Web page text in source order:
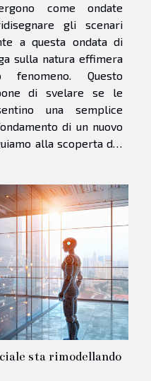
come ondate
gli scenari
a questa ondata di
sulla natura effimera
Questo
di svelare se le
una semplice
di un nuovo
alla scoperta del
sta rimodellando